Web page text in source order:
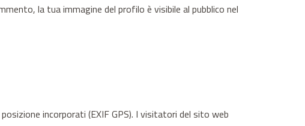
la tua immagine del profilo è visibile al pubblico nel
incorporati (EXIF GPS). I visitatori del sito web